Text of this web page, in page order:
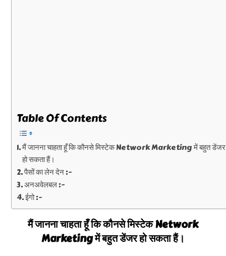
Table Of Contents
मैं जानना चाहता हूँ कि कौनसे मिस्टेक Network Marketing में बहुत डेंजर
हो सकता हैं।
पैसों का लेन देन :-
अनअवेलबल :-
ईगो :-
मैं जानना चाहता हूँ कि कौनसे मिस्टेक Network
Marketing में बहुत डेंजर हो सकता हैं।